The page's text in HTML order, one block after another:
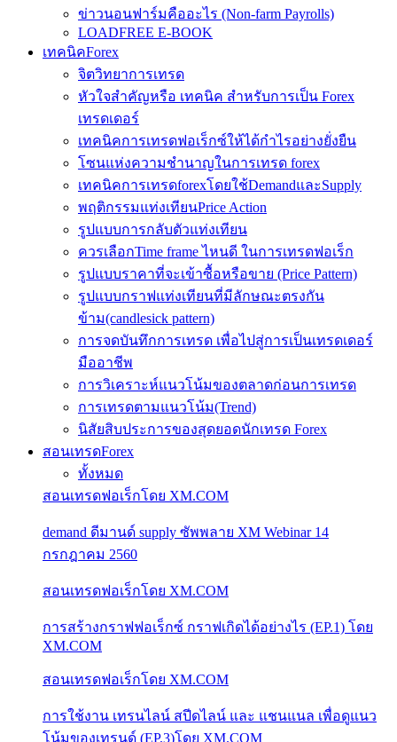
ข่าวนอนฟาร์มคืออะไร (Non-farm Payrolls)
LOADFREE E-BOOK
เทคนิคForex
จิตวิทยาการเทรด
หัวใจสำคัญหรือ เทคนิค สำหรับการเป็น Forex
เทรดเดอร์
เทคนิคการเทรดฟอเร็กซ์ให้ได้กำไรอย่างยั่งยืน
โซนแห่งความชำนาญในการเทรด forex
เทคนิคการเทรดforexโดยใช้DemandและSupply
พฤติกรรมแท่งเทียนPrice Action
รูปแบบการกลับตัวแท่งเทียน
ควรเลือกTime frame ไหนดี ในการเทรดฟอเร็ก
รูปแบบราคาที่จะเข้าซื้อหรือขาย (Price Pattern)
รูปแบบกราฟแท่งเทียนที่มีลักษณะตรงกัน
ข้าม(candlesick pattern)
การจดบันทึกการเทรด เพื่อไปสู่การเป็นเทรดเดอร์
มืออาชีพ
การวิเคราะห์แนวโน้มของตลาดก่อนการเทรด
การเทรดตามแนวโน้ม(Trend)
นิสัยสิบประการของสุดยอดนักเทรด Forex
สอนเทรดForex
ทั้งหมด
สอนเทรดฟอเร็กโดย XM.COM
demand ดีมานด์ supply ซัพพลาย XM Webinar 14
กรกฎาคม 2560
สอนเทรดฟอเร็กโดย XM.COM
การสร้างกราฟฟอเร็กซ์ กราฟเกิดได้อย่างไร (EP.1) โดย
XM.COM
สอนเทรดฟอเร็กโดย XM.COM
การใช้งาน เทรนไลน์ สปีดไลน์ และ แชนแนล เพื่อดูแนว
โน้มของเทรนด์ (EP.3)โดย XM.COM